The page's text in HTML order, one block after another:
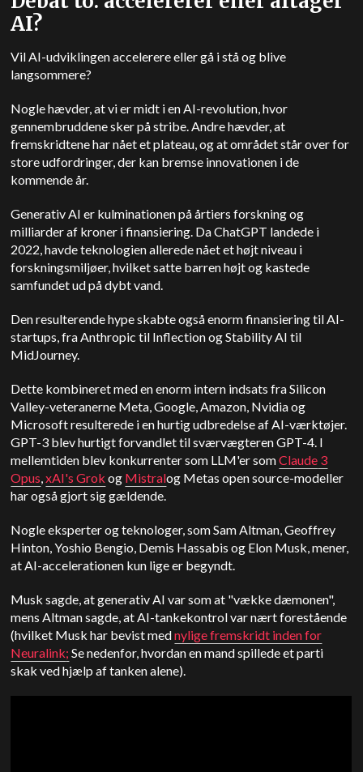
AI?
Vil AI-udviklingen accelerere eller gå i stå og blive
langsommere?
Nogle hævder, at vi er midt i en AI-revolution, hvor
gennembruddene sker på stribe. Andre hævder, at
fremskridtene har nået et plateau, og at området står over for
store udfordringer, der kan bremse innovationen i de
kommende år.
Generativ AI er kulminationen på årtiers forskning og
milliarder af kroner i finansiering. Da ChatGPT landede i
2022, havde teknologien allerede nået et højt niveau i
forskningsmiljøer, hvilket satte barren højt og kastede
samfundet ud på dybt vand.
Den resulterende hype skabte også enorm finansiering til AI-
startups, fra Anthropic til Inflection og Stability AI til
MidJourney.
Dette kombineret med en enorm intern indsats fra Silicon
Valley-veteranerne Meta, Google, Amazon, Nvidia og
Microsoft resulterede i en hurtig udbredelse af AI-værktøjer.
GPT-3 blev hurtigt forvandlet til sværvægteren GPT-4. I
mellemtiden blev konkurrenter som LLM'er somClaude 3
Opus,xAI's Grok og Mistralog Metas open source-modeller
har også gjort sig gældende.
Nogle eksperter og teknologer, som Sam Altman, Geoffrey
Hinton, Yoshio Bengio, Demis Hassabis og Elon Musk, mener,
at AI-accelerationen kun lige er begyndt.
Musk sagde, at generativ AI var som at "vække dæmonen",
mens Altman sagde, at AI-tankekontrol var nært forestående
(hvilket Musk har bevist mednylige fremskridt inden for
Neuralink; Se nedenfor, hvordan en mand spillede et parti
skak ved hjælp af tanken alene).